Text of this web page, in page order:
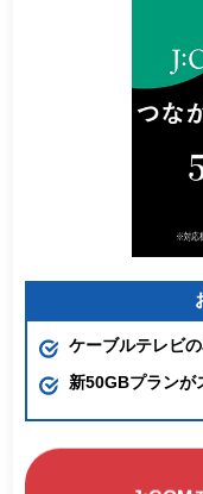
ケーブルテレビ
新50GBプランが